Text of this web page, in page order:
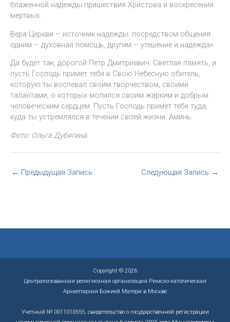
блаженной надежды пришествия Христова и воскресения
мертвых.
Вера Церкви – источник надежды: посредством общения
одним – духовная помощь, другим – утешение и надежда».
Да будет так, дорогой Петр Дмитриевич. Светлая память, и
пусть Господь примет тебя в Свою Небесную обитель,
которую ты воспевал своим творчеством, своими
талантами, о которых молился своим жарким и добрым
человеческим сердцем. Пусть Господь примет тебя туда,
куда ты устремлялся в течении своей жизни. Аминь.
Фото: Ольга Дубягина
← Предыдущая Запись Следующая Запись →
Copyright © 2026
Централизованная религиозная организация Римско-католическая
Архиепархия Божией Матери в Москве
Учетный № 0011010555, свидетельство о государственной регистрации